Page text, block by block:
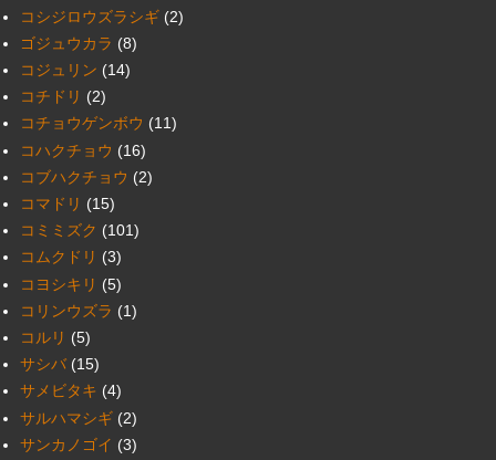
コシジロウズラシギ (2)
ゴジュウカラ (8)
コジュリン (14)
コチドリ (2)
コチョウゲンボウ (11)
コハクチョウ (16)
コブハクチョウ (2)
コマドリ (15)
コミミズク (101)
コムクドリ (3)
コヨシキリ (5)
コリンウズラ (1)
コルリ (5)
サシバ (15)
サメビタキ (4)
サルハマシギ (2)
サンカノゴイ (3)